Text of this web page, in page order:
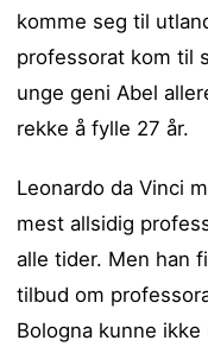
komme seg til
professorat kom til
unge geni Abel
rekke å fylle 27 år.
Leonardo da Vinci
mest allsidig
alle tider. Men han
tilbud om
Bologna kunne